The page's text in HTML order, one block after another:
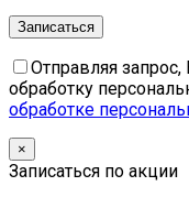
Отправляя
обработку
обработке
×
Записаться по акции